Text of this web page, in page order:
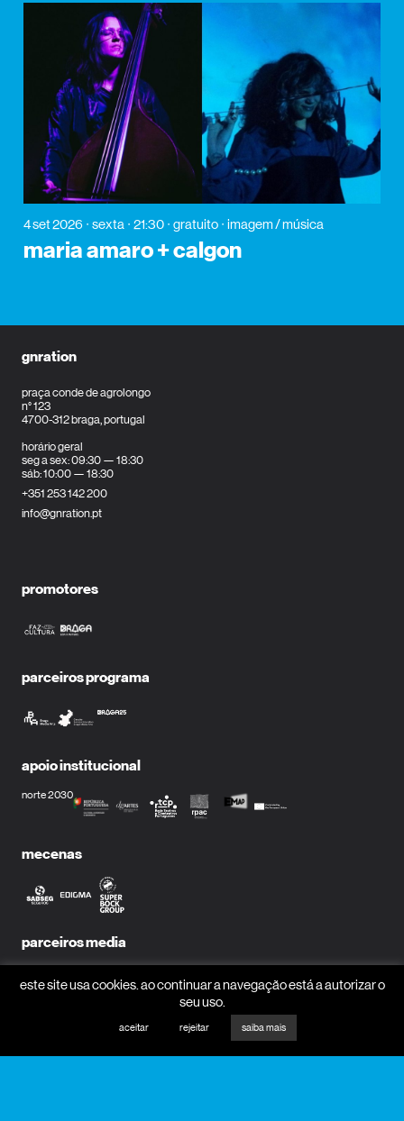
4 set 2026 sexta 21:30 gratuito imagem / música
maria amaro + calgon
gnration
praça conde de agrolongo
n° 123
4700-312 braga, portugal
horário geral
seg a sex: 09:30 — 18:30
sáb: 10:00 — 18:30
+351 253 142 200
info@gnration.pt
promotores
parceiros programa
apoio institucional
norte 2030
mecenas
parceiros media
este site usa cookies. ao continuar a navegação está a autorizar o
seu uso.
aceitar rejeitar saiba mais